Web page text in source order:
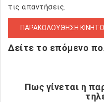
τις απαντήσεις.
ΠΑΡΑΚΟΛΟΥΘΗΣΗ
Δείτε το επόμενο
Πως γίνεται η